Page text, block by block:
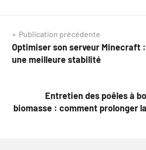
Navigation
de
Publication précédente
Optimiser son serveur Minecraft
une meilleure stabilité
Entretien des poêles à
biomasse : comment prolonger